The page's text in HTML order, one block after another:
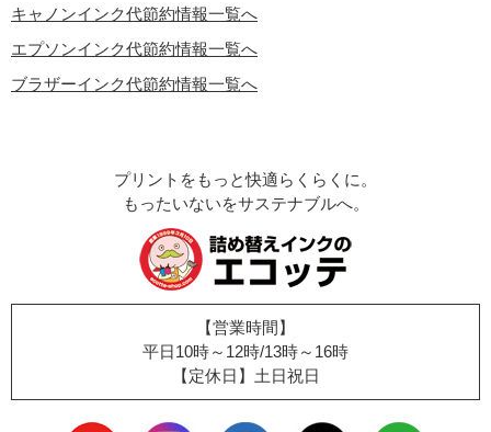
キャノンインク代節約情報一覧へ
エプソンインク代節約情報一覧へ
ブラザーインク代節約情報一覧へ
プリントをもっと快適らくらくに。
もったいないをサステナブルへ。
【営業時間】
平日10時～12時/13時～16時
【定休日】土日祝日